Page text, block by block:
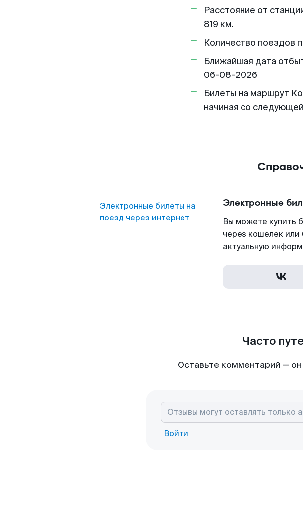
Расстояние от
819 км.
Количество поездов
Ближайшая дата
06-08-2026
Билеты на маршрут
начиная со
Электронные билеты на
поезд через интернет
Электронные
Вы можете купить
через кошелек или
актуальную
Часто
Оставьте комментарий —
Войти